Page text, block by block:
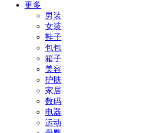
更多
男装
女装
鞋子
包包
箱子
美容
护肤
家居
数码
电器
运动